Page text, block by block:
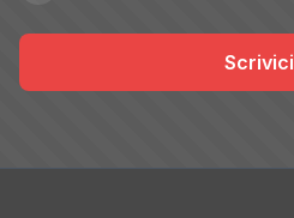
Scrivici